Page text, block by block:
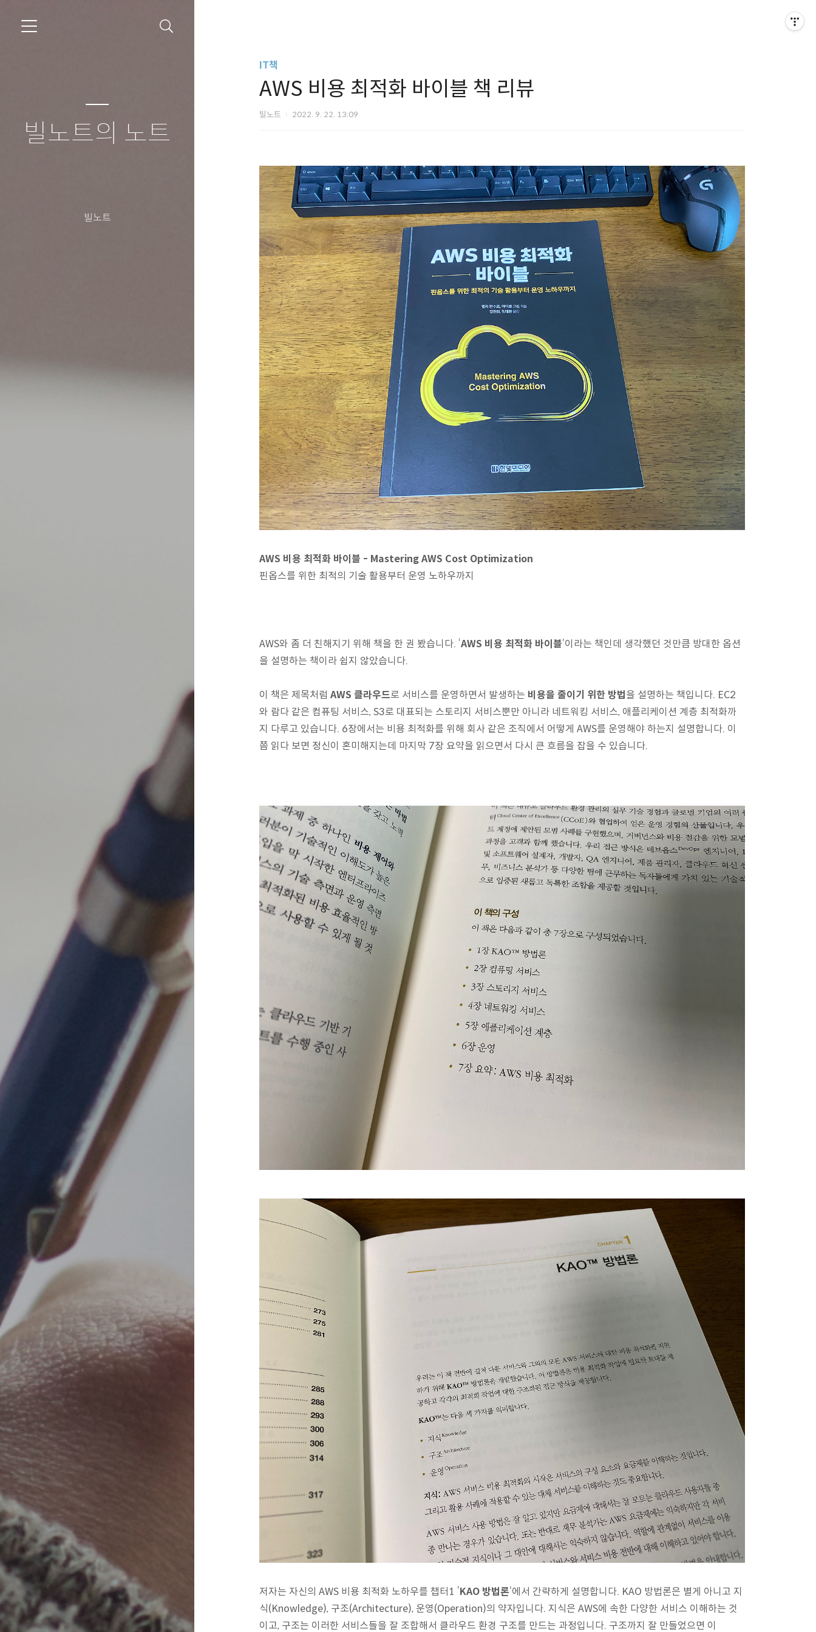
빌노트의 노트
빌노트
IT책
AWS 비용 최적화 바이블 책 리뷰
빌노트 2022. 9. 22. 13:09
AWS 비용 최적화 바이블 - Mastering AWS Cost Optimization
핀옵스를 위한 최적의 기술 활용부터 운영 노하우까지
AWS와 좀 더 친해지기 위해 책을 한 권 봤습니다. ‘AWS 비용 최적화 바이블’이라는 책인데 생각했던 것만큼 방대한 옵션
을 설명하는 책이라 쉽지 않았습니다.
이 책은 제목처럼 AWS 클라우드로 서비스를 운영하면서 발생하는 비용을 줄이기 위한 방법 을 설명하는 책입니다. EC2
와 람다 같은 컴퓨팅 서비스, S3로 대표되는 스토리지 서비스뿐만 아니라 네트워킹 서비스, 애플리케이션 계층 최적화까
지 다루고 있습니다. 6장에서는 비용 최적화를 위해 회사 같은 조직에서 어떻게 AWS를 운영해야 하는지 설명합니다. 이
쯤 읽다 보면 정신이 혼미해지는데 마지막 7장 요약을 읽으면서 다시 큰 흐름을 잡을 수 있습니다.
저자는 자신의 AWS 비용 최적화 노하우를 챕터1 ‘KAO 방법론’에서 간략하게 설명합니다. KAO 방법론은 별게 아니고 지
식(Knowledge), 구조(Architecture), 운영(Operation)의 약자입니다. 지식은 AWS에 속한 다양한 서비스 이해하는 것
이고, 구조는 이러한 서비스들을 잘 조합해서 클라우드 환경 구조를 만드는 과정입니다. 구조까지 잘 만들었으면 이